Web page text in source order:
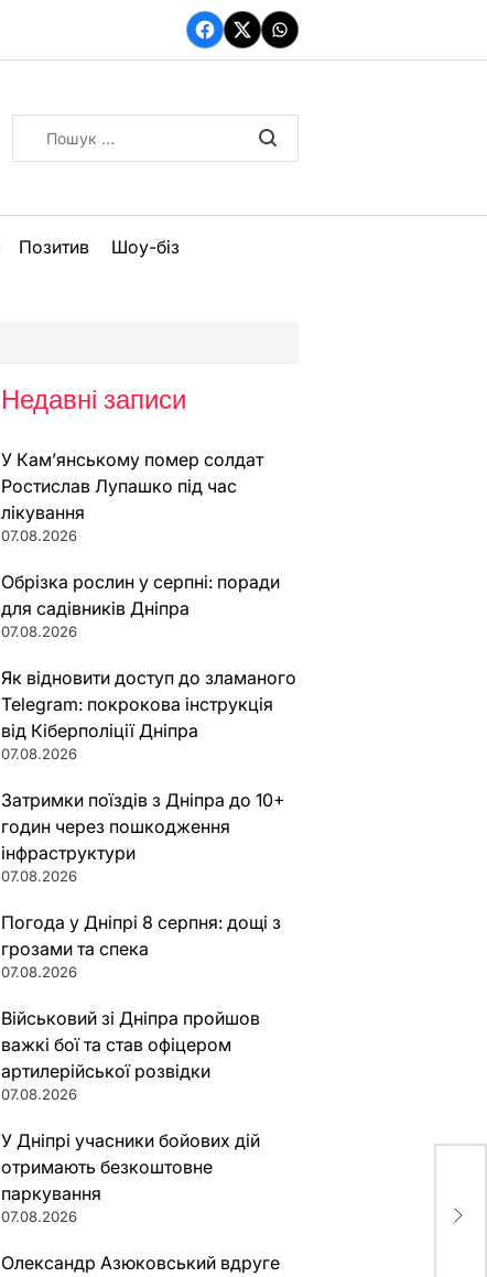
Facebook
TwitterWhatsApp
Позитив Шоу-біз
Недавні записи
У Кам’янському помер солдат
Ростислав Лупашко під час
лікування
07.08.2026
Обрізка рослин у серпні: поради
для садівників Дніпра
07.08.2026
Як відновити доступ до зламаного
Telegram: покрокова інструкція
від Кіберполіції Дніпра
07.08.2026
Затримки поїздів з Дніпра до 10+
годин через пошкодження
інфраструктури
07.08.2026
Погода у Дніпрі 8 серпня: дощі з
грозами та спека
07.08.2026
Військовий зі Дніпра пройшов
важкі бої та став офіцером
артилерійської розвідки
07.08.2026
У Дніпрі учасники бойових дій
отримають безкоштовне
паркування
07.08.2026
Олександр Азюковський вдруге